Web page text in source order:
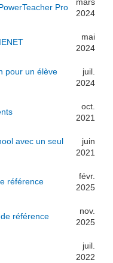
Pro
mars
2024
mai
2024
pour un élève
juil.
2024
oct.
2021
avec un seul
juin
2021
référence
févr.
2025
référence
nov.
2025
juil.
2022